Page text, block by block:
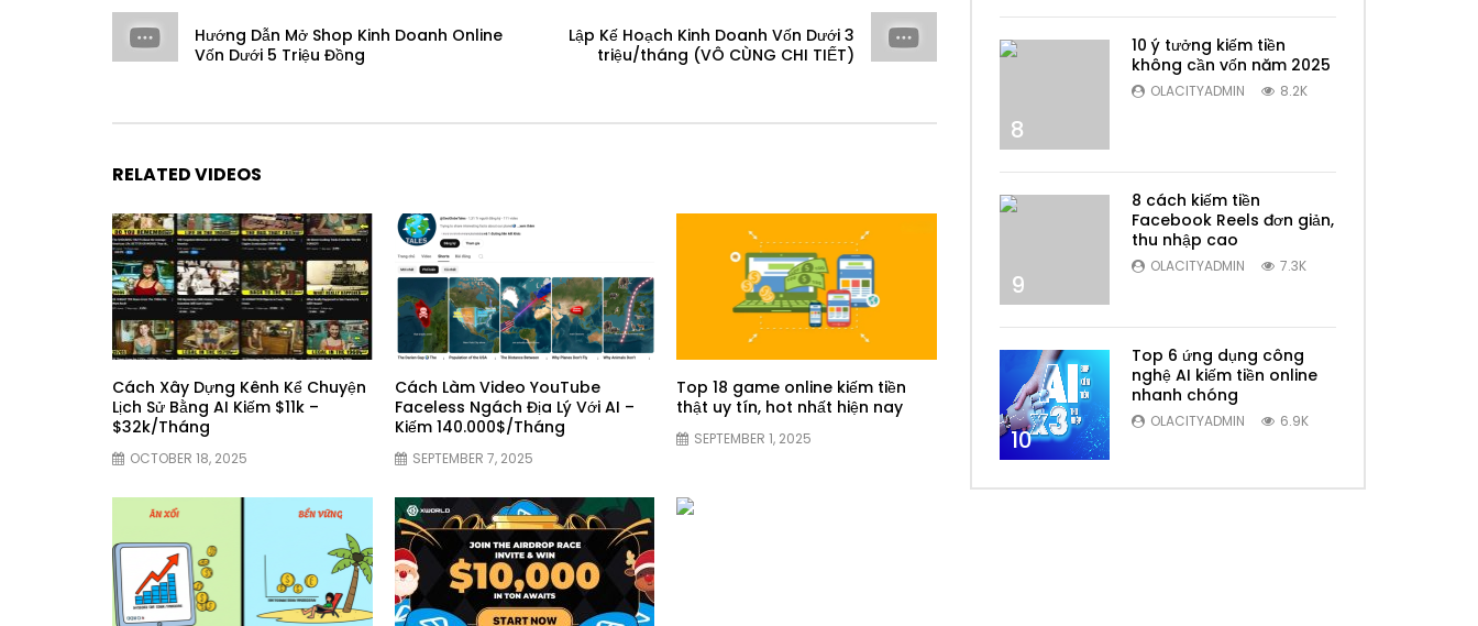
Hướng Dẫn Mở Shop Kinh Doanh Online
Vốn Dưới 5 Triệu Đồng
Lập Kế Hoạch Kinh Doanh Vốn Dưới 3
triệu/tháng (VÔ CÙNG CHI TIẾT)
RELATED VIDEOS
Cách Xây Dựng Kênh Kể Chuyện
Lịch Sử Bằng AI Kiếm $11k –
$32k/Tháng
OCTOBER 18, 2025
Cách Làm Video YouTube
Faceless Ngách Địa Lý Với AI –
Kiếm 140.000$/Tháng
SEPTEMBER 7, 2025
Top 18 game online kiếm tiền
thật uy tín, hot nhất hiện nay
SEPTEMBER 1, 2025
8
10 ý tưởng kiếm tiền
không cần vốn năm 2025
OLACITYADMIN 8.2K
9
8 cách kiếm tiền
Facebook Reels đơn giản,
thu nhập cao
OLACITYADMIN 7.3K
10
Top 6 ứng dụng công
nghệ AI kiếm tiền online
nhanh chóng
OLACITYADMIN 6.9K